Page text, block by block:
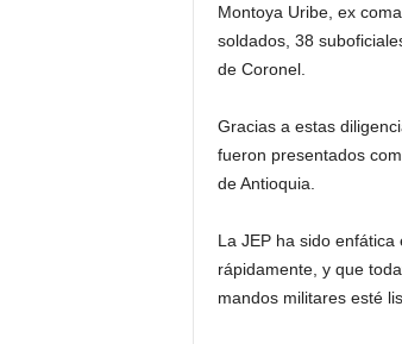
Montoya Uribe, ex
soldados, 38
de Coronel.
Gracias a estas
fueron presentados
de Antioquia.
La JEP ha sido
rápidamente, y que
mandos militares esté